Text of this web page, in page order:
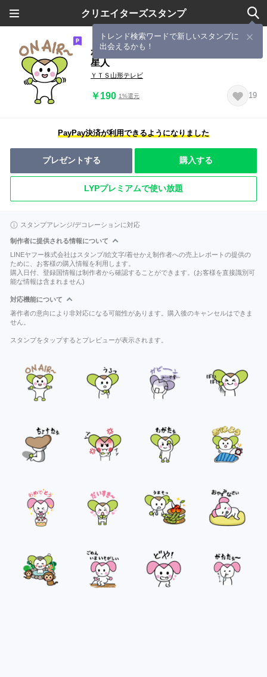
クリエイターズスタンプ
トレンド検索ワードで新しいスタンプに
出会えるかも！
かわいい！方言をしゃべる！みるるん
星人
ＹＴＳ山形テレビ
￥190 1%還元 19
PayPay決済が利用できるようになりました
プレゼントする 購入する
LYPプレミアムで使い放題
スタンプアレンジ/デコレーションに対応
制作者に提供される情報について
LINEヤフー株式会社はスタンプ/絵文字/着せかえ制作者への売上レポートの提供の
ために、お客様の購入情報を利用します。
購入日付、登録国情報は制作者から確認することができます。(お客様を直接識別可
能な情報は含まれません)
対応機能について
著作者の意向により非対応になる可能性があります。購入後のキャンセルはできま
せん。
スタンプをタップするとプレビューが表示されます。